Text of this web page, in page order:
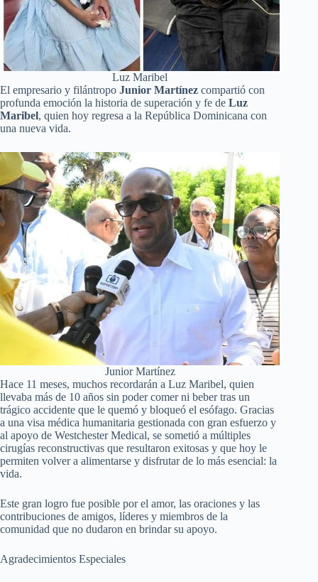
Luz Maribel
El empresario y filántropo Junior Martínez compartió con
profunda emoción la historia de superación y fe de Luz
Maribel, quien hoy regresa a la República Dominicana con
una nueva vida.
Junior Martínez
Hace 11 meses, muchos recordarán a Luz Maribel, quien
llevaba más de 10 años sin poder comer ni beber tras un
trágico accidente que le quemó y bloqueó el esófago. Gracias
a una visa médica humanitaria gestionada con gran esfuerzo y
al apoyo de Westchester Medical, se sometió a múltiples
cirugías reconstructivas que resultaron exitosas y que hoy le
permiten volver a alimentarse y disfrutar de lo más esencial: la
vida.
Este gran logro fue posible por el amor, las oraciones y las
contribuciones de amigos, líderes y miembros de la
comunidad que no dudaron en brindar su apoyo.
Agradecimientos Especiales